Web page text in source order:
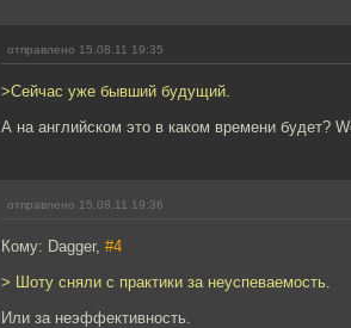
отправлено 15.08.11 19:35
>Сейчас уже бывший будущий.
А на английском это в каком времени будет?
отправлено 15.08.11 19:36
Кому: Dagger, #4
> Шоту cняли с практики за неуспеваемость.
Или за неэффективность.